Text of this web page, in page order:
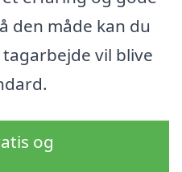
den måde kan du
vil blive
og